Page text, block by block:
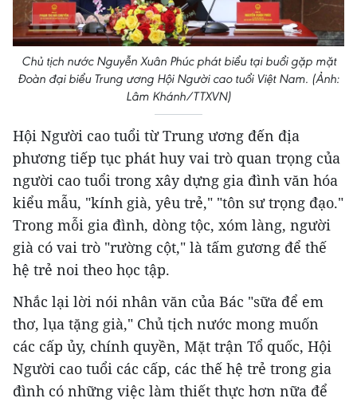
Chủ tịch nước Nguyễn Xuân Phúc phát biểu tại buổi gặp mặt
Đoàn đại biểu Trung ương Hội Người cao tuổi Việt Nam. (Ảnh:
Lâm Khánh/TTXVN)
Hội Người cao tuổi từ Trung ương đến địa
phương tiếp tục phát huy vai trò quan trọng của
người cao tuổi trong xây dựng gia đình văn hóa
kiểu mẫu, "kính già, yêu trẻ," "tôn sư trọng đạo."
Trong mỗi gia đình, dòng tộc, xóm làng, người
già có vai trò "rường cột," là tấm gương để thế
hệ trẻ noi theo học tập.
Nhắc lại lời nói nhân văn của Bác "sữa để em
thơ, lụa tặng già," Chủ tịch nước mong muốn
các cấp ủy, chính quyền, Mặt trận Tổ quốc, Hội
Người cao tuổi các cấp, các thế hệ trẻ trong gia
đình có những việc làm thiết thực hơn nữa để